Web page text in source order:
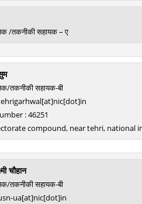
/तकनीकी सहायक – ए
तकनीकी सहायक-बी
: 46251
compound, near tehri, national
चौहान
तकनीकी सहायक-बी
ua[at]nic[dot]in